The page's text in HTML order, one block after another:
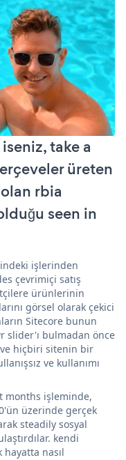
take a
üreten
rbia
seen in
işlerinden
çevrimiçi satış
ürünlerinin
görsel olarak çekici
Sitecore bunun
slider'ı bulmadan önce
hiçbiri sitenin bir
ve kullanımı
months işleminde,
üzerinde gerçek
steadily sosyal
kendi
nasıl